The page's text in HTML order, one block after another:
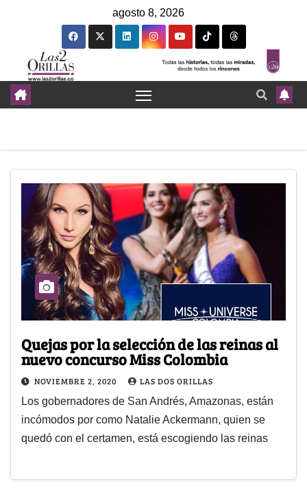
agosto 8, 2026
Quejas por la selección de las reinas al
nuevo concurso Miss Colombia
NOVIEMBRE 2, 2020 LAS DOS ORILLAS
Los gobernadores de San Andrés, Amazonas, están
incómodos por como Natalie Ackermann, quien se
quedó con el certamen, está escogiendo las reinas